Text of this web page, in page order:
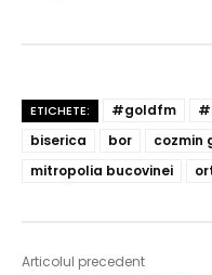
ETICHETE: #goldfm
biserica
bor cozmin
mitropolia bucovinei
Articolul precedent